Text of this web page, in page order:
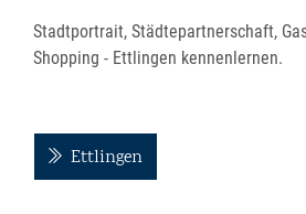
Stadtportrait, Städtepartnerschaft,
Shopping - Ettlingen kennenlernen.
Ettlingen